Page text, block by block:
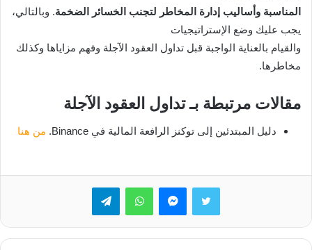
المناسبة وأساليب إدارة المخاطر لتجنب الخسائر الضخمة. وبالتالي،
يجب عليك وضع الإستراتيجيات
والقيام بالعناية الواجبة قبل تداول العقود الآجلة وفهم مزاياها وكذلك
مخاطرها.
مقالات مرتبطة بـ تداول العقود الآجلة
دليل المبتدئين إلى توكنز الرافعة المالية في Binance. من هنا
تويتر ماسنجرواتساب تيلقرام